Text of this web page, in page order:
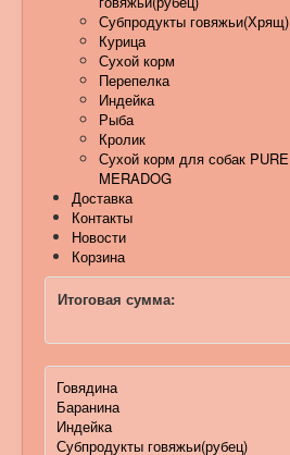
Субпродукты говяжьи(Хрящ)
Курица
Сухой корм
Перепелка
Индейка
Рыба
Кролик
Сухой корм для собак PURE
MERADOG
Доставка
Контакты
Новости
Корзина
Итоговая сумма:
Говядина
Баранина
Индейка
Субпродукты говяжьи(рубец)